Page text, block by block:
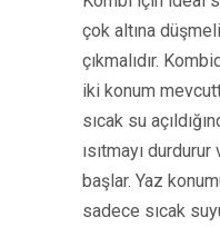
çok altına
çıkmalıdır.
iki konum
sıcak su
ısıtmayı
başlar. Yaz
sadece sıcak